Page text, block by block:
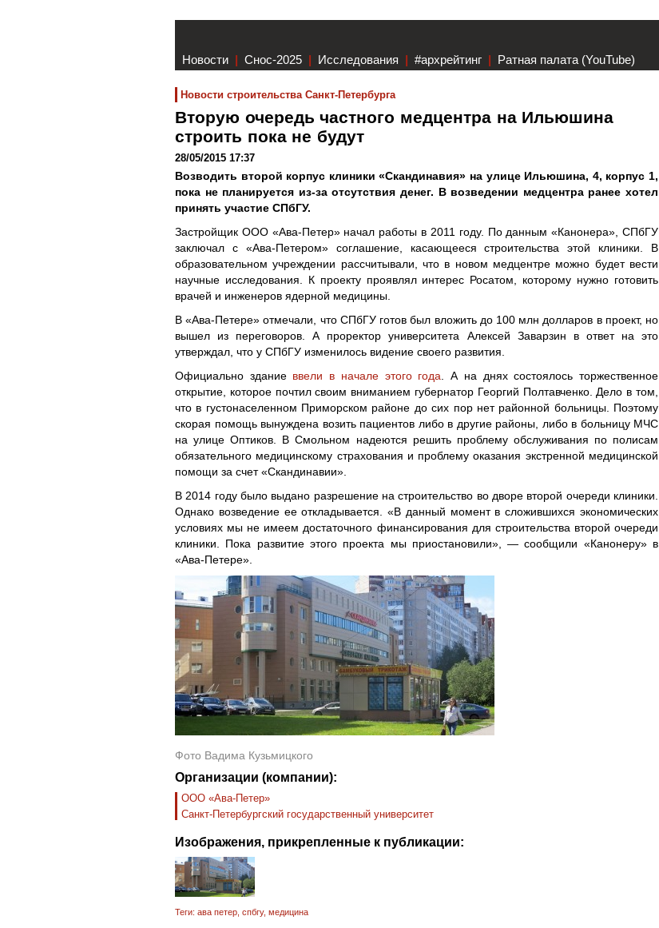
Новости | Снос-2025 | Исследования | #архрейтинг | Ратная палата (YouTube)
Новости строительства Санкт-Петербурга
Вторую очередь частного медцентра на Ильюшина
строить пока не будут
28/05/2015 17:37
Возводить второй корпус клиники «Скандинавия» на улице Ильюшина, 4, корпус 1,
пока не планируется из-за отсутствия денег. В возведении медцентра ранее хотел
принять участие СПбГУ.
Застройщик ООО «Ава-Петер» начал работы в 2011 году. По данным «Канонера», СПбГУ
заключал с «Ава-Петером» соглашение, касающееся строительства этой клиники. В
образовательном учреждении рассчитывали, что в новом медцентре можно будет вести
научные исследования. К проекту проявлял интерес Росатом, которому нужно готовить
врачей и инженеров ядерной медицины.
В «Ава-Петере» отмечали, что СПбГУ готов был вложить до 100 млн долларов в проект, но
вышел из переговоров. А проректор университета Алексей Заварзин в ответ на это
утверждал, что у СПбГУ изменилось видение своего развития.
Официально здание ввели в начале этого года . А на днях состоялось торжественное
открытие, которое почтил своим вниманием губернатор Георгий Полтавченко. Дело в том,
что в густонаселенном Приморском районе до сих пор нет районной больницы. Поэтому
скорая помощь вынуждена возить пациентов либо в другие районы, либо в больницу МЧС
на улице Оптиков. В Смольном надеются решить проблему обслуживания по полисам
обязательного медицинскому страхования и проблему оказания экстренной медицинской
помощи за счет «Скандинавии».
В 2014 году было выдано разрешение на строительство во дворе второй очереди клиники.
Однако возведение ее откладывается. «В данный момент в сложившихся экономических
условиях мы не имеем достаточного финансирования для строительства второй очереди
клиники. Пока развитие этого проекта мы приостановили», — сообщили «Канонеру» в
«Ава-Петере».
Фото Вадима Кузьмицкого
Организации (компании):
ООО «Ава-Петер»
Санкт-Петербургский государственный университет
Изображения, прикрепленные к публикации:
Теги: ава петер спбгу, медицина